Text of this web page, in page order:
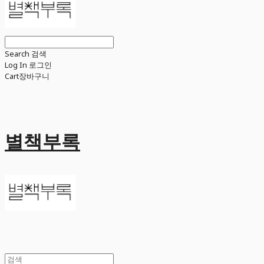
Search 검색
Log In 로그인
Cart장바구니
별책부록